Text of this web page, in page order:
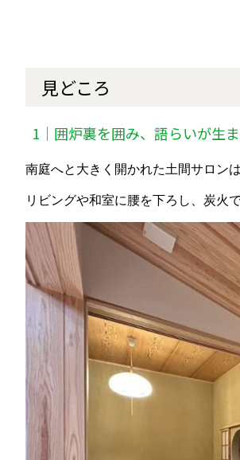
見どころ
1｜囲炉裏を囲み、語らいが生
南庭へと大きく開かれた土間サロン
リビングや和室に腰を下ろし、炭火